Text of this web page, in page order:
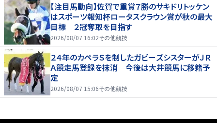
【注目馬動向】佐賀で重賞７勝のサキドリトッケン
はスポーツ報知杯ロータスクラウン賞が秋の最大
目標 ２冠奪取を目指す
2026/08/07 16:02その他競技
２４年のカペラＳを制したガビーズシスターがＪＲ
Ａ競走馬登録を抹消 今後は大井競馬に移籍予
定
2026/08/07 15:06その他競技